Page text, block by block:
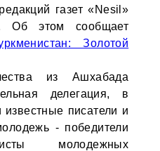
газет «Nesil»
Об этом сообщает
Золотой
из Ашхабада
делегация, в
писатели и
- победители
молодежных